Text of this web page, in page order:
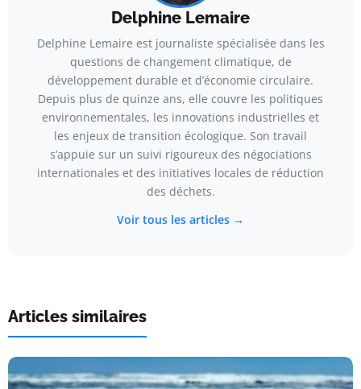
Delphine Lemaire
Delphine Lemaire est journaliste spécialisée dans les
questions de changement climatique, de
développement durable et d’économie circulaire.
Depuis plus de quinze ans, elle couvre les politiques
environnementales, les innovations industrielles et
les enjeux de transition écologique. Son travail
s’appuie sur un suivi rigoureux des négociations
internationales et des initiatives locales de réduction
des déchets.
Voir tous les articles →
Articles similaires